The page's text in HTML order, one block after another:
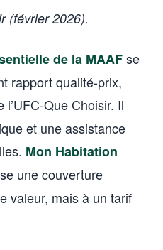
(février 2026).
de la MAAFse
rapport qualité-prix,
l’UFC-Que Choisir. Il
et une assistance
Mon Habitation
une couverture
valeur, mais à un tarif